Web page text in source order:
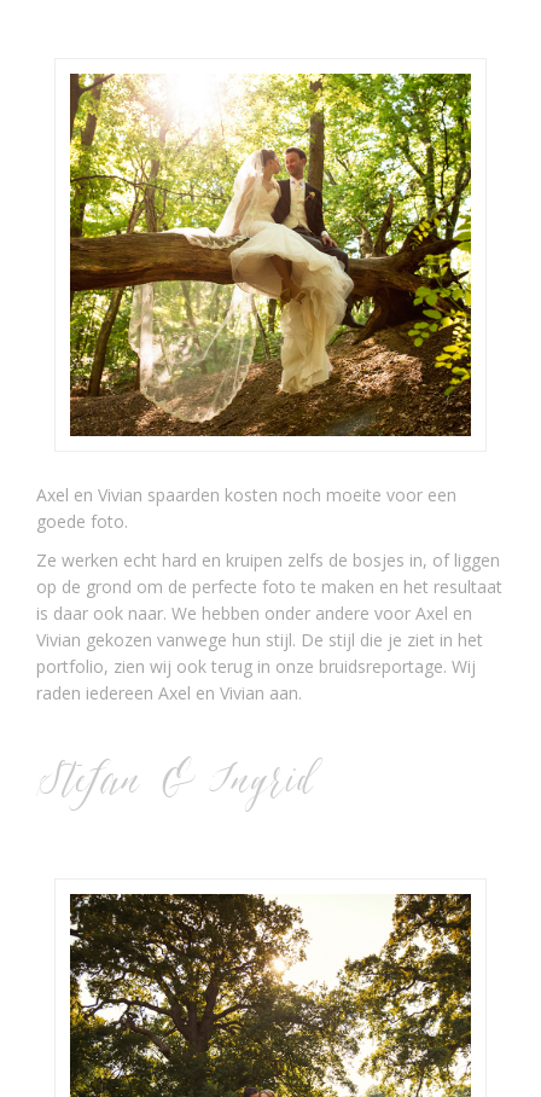
Axel en Vivian spaarden kosten noch moeite voor een
goede foto.
Ze werken echt hard en kruipen zelfs de bosjes in, of liggen
op de grond om de perfecte foto te maken en het resultaat
is daar ook naar. We hebben onder andere voor Axel en
Vivian gekozen vanwege hun stijl. De stijl die je ziet in het
portfolio, zien wij ook terug in onze bruidsreportage. Wij
raden iedereen Axel en Vivian aan.
Stefan & Ingrid